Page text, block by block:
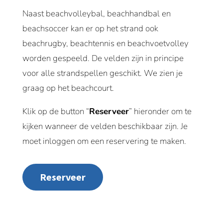
Naast beachvolleybal, beachhandbal en
beachsoccer kan er op het strand ook
beachrugby, beachtennis en beachvoetvolley
worden gespeeld. De velden zijn in principe
voor alle strandspellen geschikt. We zien je
graag op het beachcourt.
Klik op de button “Reserveer” hieronder om te
kijken wanneer de velden beschikbaar zijn. Je
moet inloggen om een reservering te maken.
Reserveer